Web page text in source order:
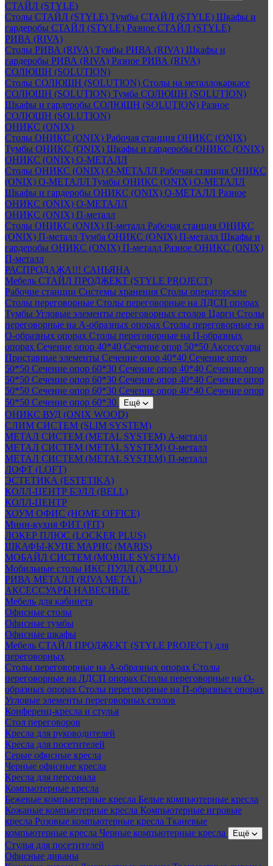
СТАЙЛ (STYLE)
Столы СТАЙЛ (STYLE) Тумбы СТАЙЛ (STYLE) Шкафы и
гардеробы СТАЙЛ (STYLE) Разное СТАЙЛ (STYLE)
РИВА (RIVA)
Столы РИВА (RIVA) Тумбы РИВА (RIVA) Шкафы и
гардеробы РИВА (RIVA) Разное РИВА (RIVA)
СОЛЮШН (SOLUTION)
Столы СОЛЮШН (SOLUTION) Столы на металлокаркасе
СОЛЮШН (SOLUTION) Тумба СОЛЮШН (SOLUTION)
Шкафы и гардеробы СОЛЮШН (SOLUTION) Разное
СОЛЮШН (SOLUTION)
ОНИКС (ONIX)
Столы ОНИКС (ONIX) Рабочая станция ОНИКС (ONIX)
Тумбы ОНИКС (ONIX) Шкафы и гардеробы ОНИКС (ONIX)
ОНИКС (ONIX) O-МЕТАЛЛ
Столы ОНИКС (ONIX) O-МЕТАЛЛ Рабочая станция ОНИКС
(ONIX) O-МЕТАЛЛ Тумбы ОНИКС (ONIX) O-МЕТАЛЛ
Шкафы и гардеробы ОНИКС (ONIX) O-МЕТАЛЛ Разное
ОНИКС (ONIX) O-МЕТАЛЛ
ОНИКС (ONIX) П-металл
Столы ОНИКС (ONIX) П-металл Рабочая станция ОНИКС
(ONIX) П-металл Тумба ОНИКС (ONIX) П-металл Шкафы и
гардеробы ОНИКС (ONIX) П-металл Разное ОНИКС (ONIX)
П-металл
РАСПРОДАЖА!!! САНЬЯНА
Мебель СТАЙЛ ПРОДЖЕКТ (STYLE PROJECT)
Рабочие станции Системы хранения Столы операторские
Столы переговорные Столы переговорные на ЛДСП опорах
Тумбы Угловые элементы переговорных столов Царги Столы
переговорные на А-образных опорах Столы переговорные на
О-образных опорах Столы переговорные на П-образных
опорах Сечение опор 40*40 Сечение опор 50*50 Аксессуары
Приставные элементы Сечение опор 40*40 Сечение опор
50*50 Сечение опор 60*30 Сечение опор 40*40 Сечение опор
50*50 Сечение опор 60*30 Сечение опор 40*40 Сечение опор
50*50 Сечение опор 60*30 Сечение опор 40*40 Сечение опор
50*50 Сечение опор 60*30 Ещё
ОНИКС ВУД (ONIX WOOD)
СЛИМ СИСТЕМ (SLIM SYSTEM)
МЕТАЛ СИСТЕМ (METAL SYSTEM) А-металл
МЕТАЛ СИСТЕМ (METAL SYSTEM) О-металл
МЕТАЛ СИСТЕМ (METAL SYSTEM) П-металл
ЛОФТ (LOFT)
ЭСТЕТИКА (ESTETIKA)
КОЛЛ-ЦЕНТР БЭЛЛ (BELL)
КОЛЛ-ЦЕНТР
ХОУМ ОФИС (HOME OFFICE)
Мини-кухня ФИТ (FIT)
ЛОКЕР ПЛЮС (LOCKER PLUS)
ШКАФЫ-КУПЕ МАРИС (MARIS)
МОБАЙЛ СИСТЕМ (MOBILE SYSTEM)
Мобильные столы ИКС ПУЛЛ (X-PULL)
РИВА МЕТАЛЛ (RIVA METAL)
АКСЕССУАРЫ НАВЕСНЫЕ
Мебель для кабинета
Офисные столы
Офисные тумбы
Офисные шкафы
Мебель СТАЙЛ ПРОДЖЕКТ (STYLE PROJECT) для
переговорных
Столы переговорные на А-образных опорах Столы
переговорные на ЛДСП опорах Столы переговорные на О-
образных опорах Столы переговорные на П-образных опорах
Угловые элементы переговорных столов
Конференц-кресла и стулья
Стол переговоров
Кресла для руководителей
Кресла для посетителей
Серые офисные кресла
Черные офисные кресла
Кресла для персонала
Компьютерные кресла
Бежевые компьютерные кресла Белые компьютерные кресла
Кожаные компьютерные кресла Компьютерные игровые
кресла Розовые компьютерные кресла Тканевые
компьютерные кресла Черные компьютерные кресла Ещё
Стулья для посетителей
Офисные диваны